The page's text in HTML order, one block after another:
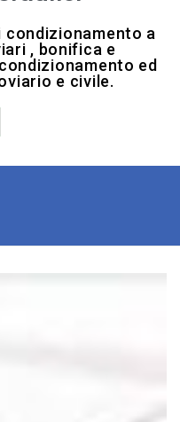
condizionamento a
, bonifica e
ed
e civile.
Navigation